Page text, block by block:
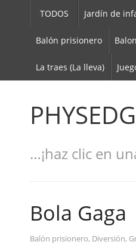
TODOS Jardín de
Balón prisionero
La traes (La lleva)
…¡haz clic en
Bola Gaga
Balón prisionero, Diversión,